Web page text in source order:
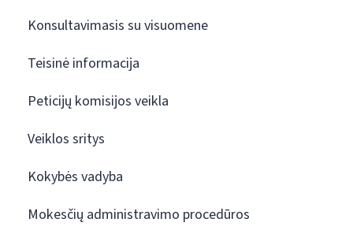
Konsultavimasis su visuomene
Teisinė informacija
Peticijų komisijos veikla
Veiklos sritys
Kokybės vadyba
Mokesčių administravimo procedūros